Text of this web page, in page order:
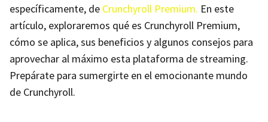
específicamente, de Crunchyroll Premium. En este
artículo, exploraremos qué es Crunchyroll Premium,
cómo se aplica, sus beneficios y algunos consejos para
aprovechar al máximo esta plataforma de streaming.
Prepárate para sumergirte en el emocionante mundo
de Crunchyroll.